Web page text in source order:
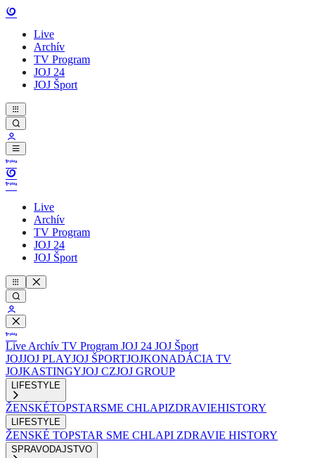
Live
Archív
TV Program
JOJ 24
JOJ Šport
Live
Archív
TV Program
JOJ 24
JOJ Šport
Live Archív TV Program JOJ 24 JOJ Šport
JOJJOJ PLAYJOJ ŠPORTJOJKONADÁCIA TV
JOJKASTINGYJOJ CZJOJ GROUP
LIFESTYLE
ŽENSKÉTOPSTARSME CHLAPIZDRAVIEHISTORY
LIFESTYLE
ŽENSKÉ TOPSTAR SME CHLAPI ZDRAVIE HISTORY
SPRAVODAJSTVO